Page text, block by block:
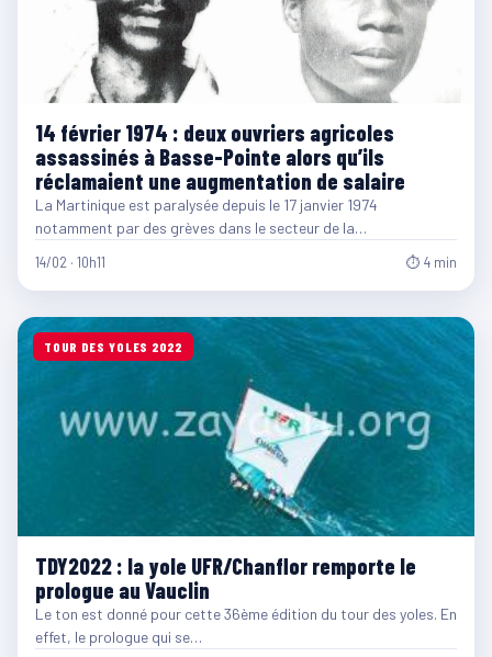
14 février 1974 : deux ouvriers agricoles
assassinés à Basse-Pointe alors qu’ils
réclamaient une augmentation de salaire
La Martinique est paralysée depuis le 17 janvier 1974
notamment par des grèves dans le secteur de la…
14/02 · 10h11 ⏱ 4 min
TOUR DES YOLES 2022
TDY2022 : la yole UFR/Chanflor remporte le
prologue au Vauclin
Le ton est donné pour cette 36ème édition du tour des yoles. En
effet, le prologue qui se…